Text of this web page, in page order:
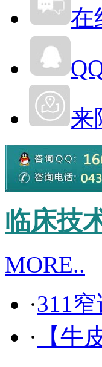
在
来
临床技
MORE..
·311
· 【牛